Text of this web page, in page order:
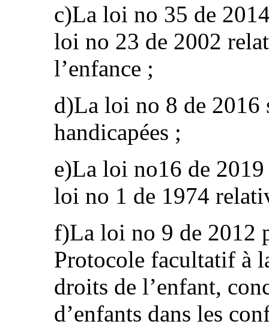
c)La loi no 35 de
loi no 23 de 2002
l’enfance ;
d)La loi no 8 de 2016
handicapées ;
e)La loi no16 de
loi no 1 de 1974
f)La loi no 9 de 2012
Protocole facultatif à
droits de l’enfant,
d’enfants dans les